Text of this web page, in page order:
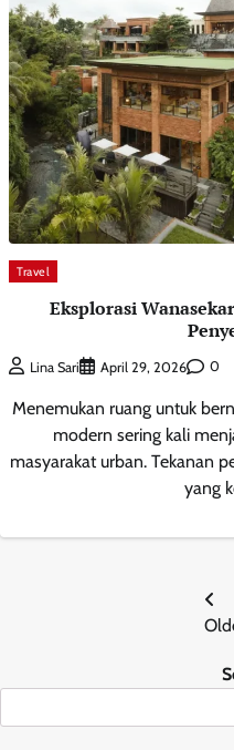
Travel
Eksplorasi
Lina Sari April 29, 2026 0
Menemukan ruang untuk
modern sering kali
masyarakat urban. Tekanan
yang